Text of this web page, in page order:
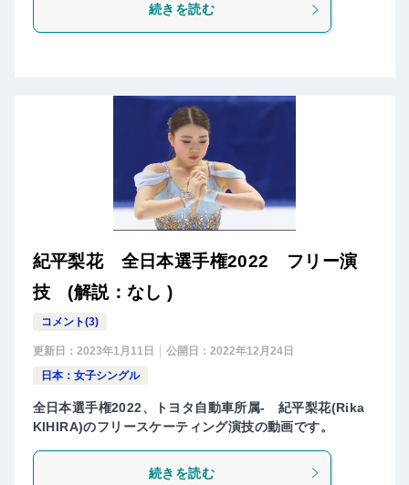
続きを読む
紀平梨花 全日本選手権2022 フリー演
技 (解説：なし )
コメント(3)
更新日： 2023年1月11日 公開日： 2022年12月24日
日本：女子シングル
全日本選手権2022、トヨタ自動車所属- 紀平梨花(Rika
KIHIRA)のフリースケーティング演技の動画です。
続きを読む